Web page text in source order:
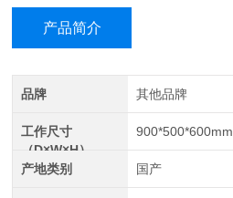
产品简介
品牌 其他品牌
工作尺寸
（D×W×H）
900*500*600mm
产地类别 国产